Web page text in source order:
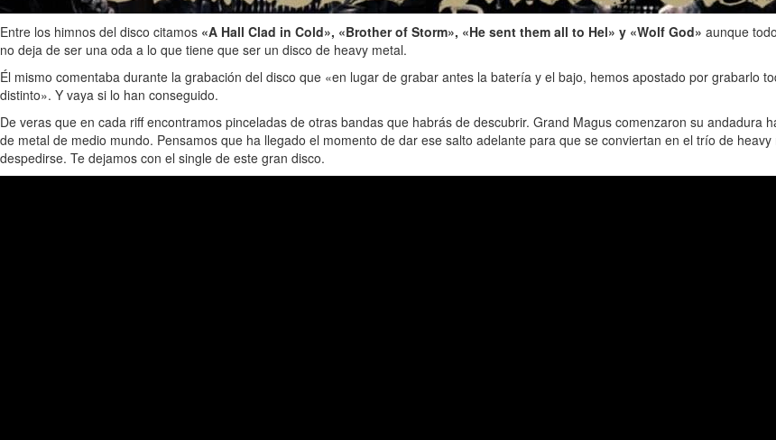
Entre los himnos del disco citamos «A Hall Clad in Cold», «Brother of Storm», «He sent them all to Hel» y «Wolf God» aunque
no deja de ser una oda a lo que tiene que ser un disco de heavy metal.
Él mismo comentaba durante la grabación del disco que «en lugar de grabar antes la batería y el bajo, hemos apostado por grabarlo
distinto». Y vaya si lo han conseguido.
De veras que en cada riff encontramos pinceladas de otras bandas que habrás de descubrir. Grand Magus comenzaron su
de metal de medio mundo. Pensamos que ha llegado el momento de dar ese salto adelante para que se conviertan en el trío de
despedirse. Te dejamos con el single de este gran disco.